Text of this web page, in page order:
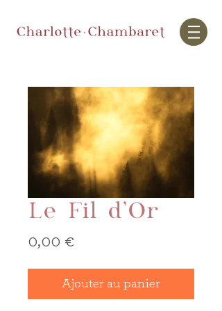
Le Fil d'Or
0,00 €
Ajouter au panier